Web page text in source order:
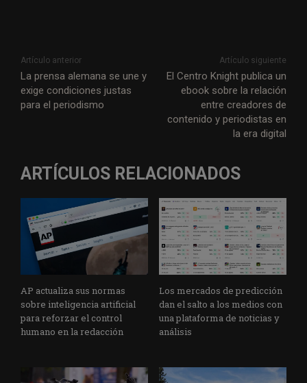
Artículo anterior
La prensa alemana se une y
exige condiciones justas
para el periodismo
Artículo siguiente
El Centro Knight publica un
ebook sobre la relación
entre creadores de
contenido y periodistas en
la era digital
ARTÍCULOS RELACIONADOS
AP actualiza sus normas
sobre inteligencia artificial
para reforzar el control
humano en la redacción
Los mercados de predicción
dan el salto a los medios con
una plataforma de noticias y
análisis